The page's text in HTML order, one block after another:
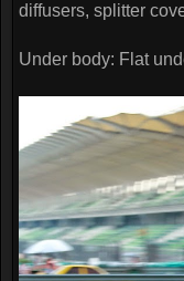
diffusers, splitter
Under body: Flat